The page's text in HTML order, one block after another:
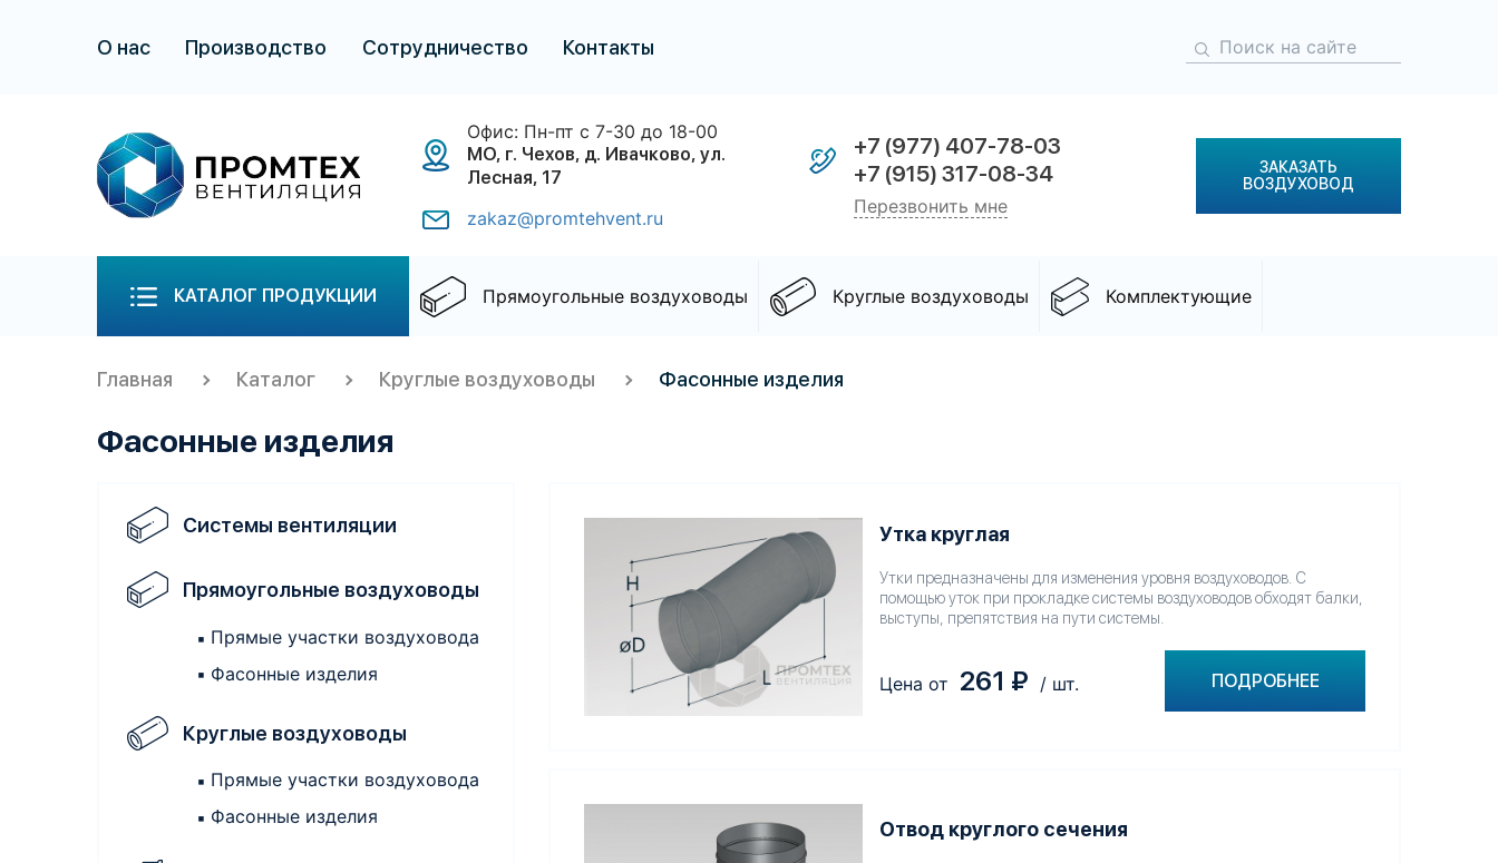
О нас Производство Сотрудничество Контакты
Офис: Пн-пт с 7-30 до 18-00
МО, г. Чехов, д. Ивачково, ул.
Лесная, 17
zakaz@promtehvent.ru
+7 (977) 407-78-03
+7 (915) 317-08-34
Перезвонить мне
ЗАКАЗАТЬ
ВОЗДУХОВОД
КАТАЛОГ ПРОДУКЦИИ Прямоугольные воздуховоды Круглые воздуховоды Комплектующие
Главная Каталог Круглые воздуховоды Фасонные изделия
Фасонные изделия
Системы вентиляции
Прямоугольные воздуховоды
Прямые участки воздуховода
Фасонные изделия
Круглые воздуховоды
Прямые участки воздуховода
Фасонные изделия
Утка круглая
Утки предназначены для изменения уровня воздуховодов. С
помощью уток при прокладке системы воздуховодов обходят балки,
выступы, препятствия на пути системы.
Цена от 261 ₽ / шт. ПОДРОБНЕЕ
Отвод круглого сечения